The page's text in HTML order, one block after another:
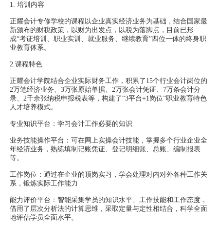
1. 培训内容
正耀会计专修学校的课程以企业真实经济业务为基础，结合国家最
新颁布的财税政策，以财为出发点，以税为落脚点，目前已形
成“考证培训、职业实训、就业服务、继续教育”四位一体的终身职
业教育体系。
2.课程特色
正耀会计学院结合企业实际财务工作，积累了15个行业会计岗位的
2万笔经济业务、3万张原始单据、2万张会计凭证、7万条会计分
录、2千余张纳税申报税表等，构建了“3平台+1岗位”职业教育特色
人才培养模式。
专业知识平台：学习会计工作必要的知识
业务技能操作平台：可在网上实操会计技能，掌握多个行业企业全
年经济业务，熟练填制记账凭证、登记明细账、总账、编制报表
等。
工作岗位：通过在企业的顶岗实习，学会处理对内对外各种工作关
系，锻炼实际工作能力
能力评价平台：智能采集学员的知识水平、工作技能和工作态度，
借用了层次分析法的计算思维，采取定量与定性相结合，科学全面
地评估学员全面水平。